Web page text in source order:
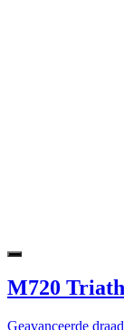
M720
Geavanceerde